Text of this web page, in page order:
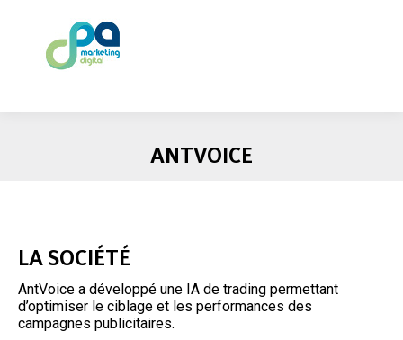
ANTVOICE
LA SOCIÉTÉ
AntVoice a développé une IA de trading permettant
d’optimiser le ciblage et les performances des
campagnes publicitaires.